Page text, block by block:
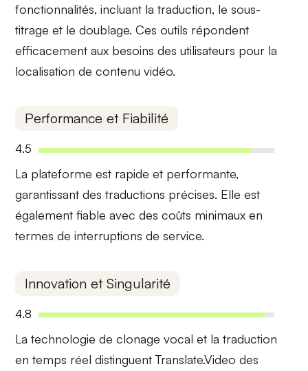
fonctionnalités, incluant la traduction, le sous-
titrage et le doublage. Ces outils répondent
efficacement aux besoins des utilisateurs pour la
localisation de contenu vidéo.
Performance et Fiabilité
4.5
La plateforme est rapide et performante,
garantissant des traductions précises. Elle est
égalementfiable avec des coûts minimaux en
termes de interruptions de service.
Innovation et Singularité
4.8
La technologie declonage vocal et latraduction
en temps réel distinguent Translate.Video des